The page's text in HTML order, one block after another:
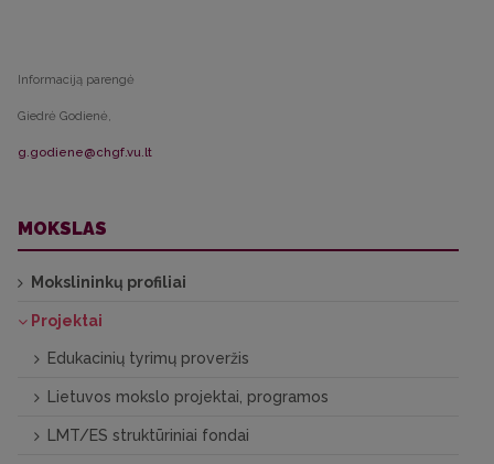
Informaciją parengė
Giedrė Godienė,
MOKSLAS
Mokslininkų profiliai
Projektai
Edukacinių tyrimų proveržis
Lietuvos mokslo projektai, programos
LMT/ES struktūriniai fondai